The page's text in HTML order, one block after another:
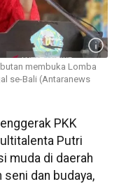
membuka Lomba
se-Bali (Antaranews
PKK
Putri
muda di daerah
dan budaya,